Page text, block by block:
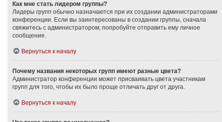
Как мне стать лидером группы?
Лидеры групп обычно назначаются при их создании администраторами
конференции. Если вы заинтересованы в создании группы, сначала
свяжитесь с администратором; попробуйте отправить ему личное
сообщение.
Вернуться к началу
Почему названия некоторых групп имеют разные цвета?
Администратор конференции может присваивать цвета участникам
групп для того, чтобы их было проще отличать друг от друга.
Вернуться к началу